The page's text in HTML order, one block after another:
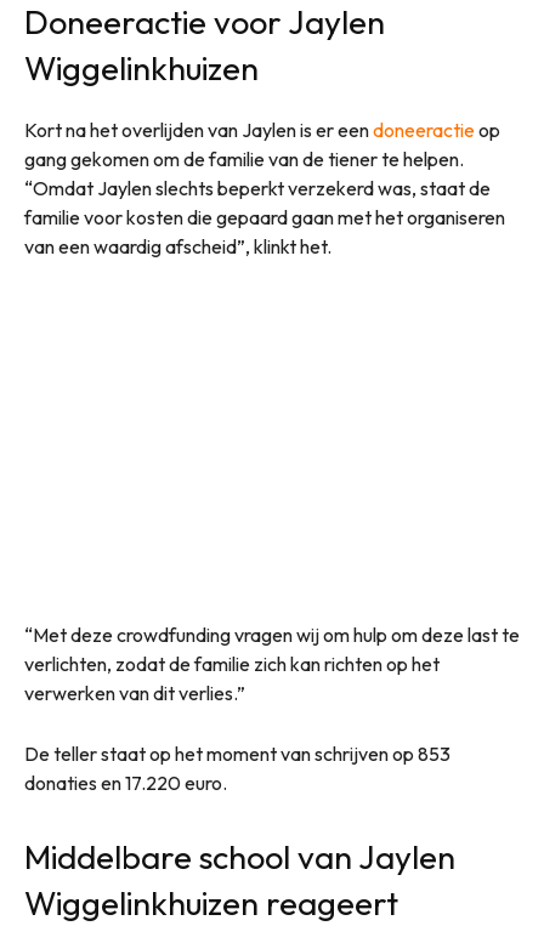
Doneeractie voor Jaylen
Wiggelinkhuizen
Kort na het overlijden van Jaylen is er eendoneeractieop
gang gekomen om de familie van de tiener te helpen.
“Omdat Jaylen slechts beperkt verzekerd was, staat de
familie voor kosten die gepaard gaan met het organiseren
van een waardig afscheid”, klinkt het.
“Met deze crowdfunding vragen wij om hulp om deze last te
verlichten, zodat de familie zich kan richten op het
verwerken van dit verlies.”
De teller staat op het moment van schrijven op 853
donaties en 17.220 euro.
Middelbare school van Jaylen
Wiggelinkhuizen reageert